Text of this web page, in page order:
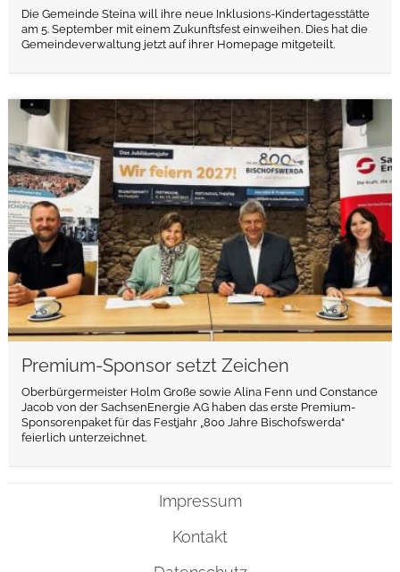
Die Gemeinde Steina will ihre neue Inklusions-Kindertagesstätte
am 5. September mit einem Zukunftsfest einweihen. Dies hat die
Gemeindeverwaltung jetzt auf ihrer Homepage mitgeteilt.
Premium-Sponsor setzt Zeichen
Oberbürgermeister Holm Große sowie Alina Fenn und Constance
Jacob von der SachsenEnergie AG haben das erste Premium-
Sponsorenpaket für das Festjahr „800 Jahre Bischofswerda“
feierlich unterzeichnet.
weiterlesen
Impressum
Kontakt